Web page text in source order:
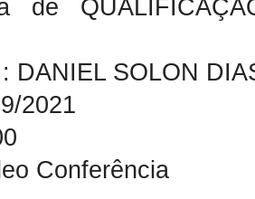
de
DANIEL SOLON
2021
Conferência